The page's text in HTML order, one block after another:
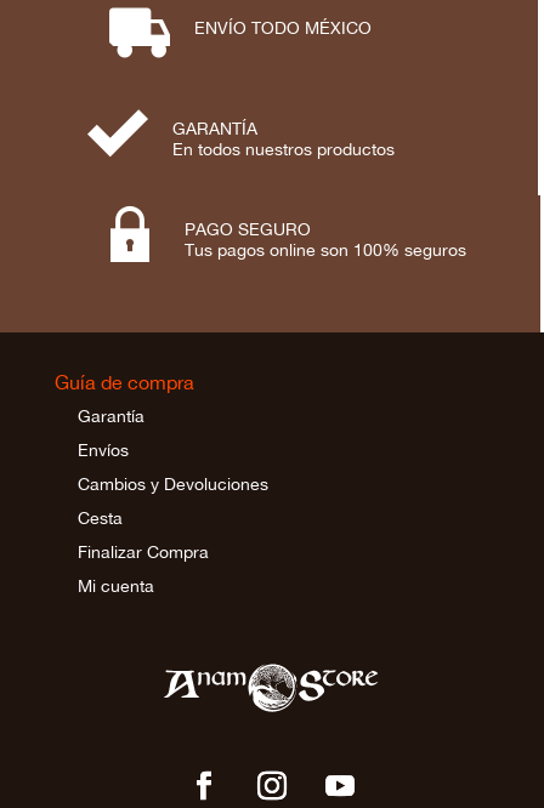
⋑ ENVÍO TODO MÉXICO
⋟
GARANTÍA
En todos nuestros productos

PAGO SEGURO
Tus pagos online son 100% seguros
Guía de compra
Garantía
Envíos
Cambios y Devoluciones
Cesta
Finalizar Compra
Mi cuenta